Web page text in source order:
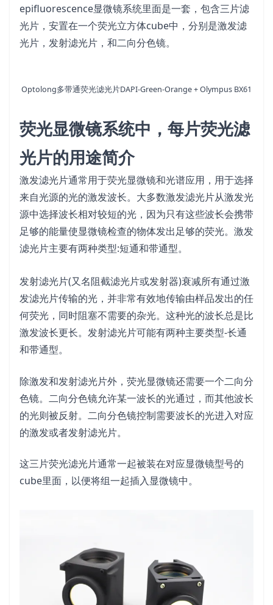
epifluorescence显微镜系统里面是一套，包含三片滤
光片，安置在一个荧光立方体cube中，分别是激发滤
光片，发射滤光片，和二向分色镜。
Optolong多带通荧光滤光片DAPI-Green-Orange + Olympus BX61
荧光显微镜系统中，每片荧光滤
光片的用途简介
激发滤光片通常用于荧光显微镜和光谱应用，用于选择
来自光源的光的激发波长。大多数激发滤光片从激发光
源中选择波长相对较短的光，因为只有这些波长会携带
足够的能量使显微镜检查的物体发出足够的荧光。激发
滤光片主要有两种类型:短通和带通型。
发射滤光片(又名阻截滤光片或发射器)衰减所有通过激
发滤光片传输的光，并非常有效地传输由样品发出的任
何荧光，同时阻塞不需要的杂光。这种光的波长总是比
激发波长更长。发射滤光片可能有两种主要类型-长通
和带通型。
除激发和发射滤光片外，荧光显微镜还需要一个二向分
色镜。二向分色镜允许某一波长的光通过，而其他波长
的光则被反射。二向分色镜控制需要波长的光进入对应
的激发或者发射滤光片。
这三片荧光滤光片通常一起被装在对应显微镜型号的
cube里面，以便将组一起插入显微镜中。